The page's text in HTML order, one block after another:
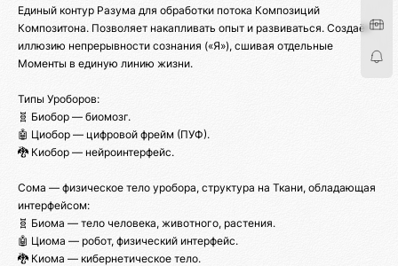
Единый контур Разума для обработки потока Композиций
Композитона. Позволяет накапливать опыт и развиваться. Создаёт
иллюзию непрерывности сознания («Я»), сшивая отдельные
Моменты в единую линию жизни.
Типы Уроборов:
🧬 Биобор — биомозг.
🤖 Циобор — цифровой фрейм (ПУФ).
🐉 Киобор — нейроинтерфейс.
Сома — физическое тело уробора, структура на Ткани, обладающая
интерфейсом:
🧬 Биома — тело человека, животного, растения.
🤖 Циома — робот, физический интерфейс.
🐉 Киома — кибернетическое тело.